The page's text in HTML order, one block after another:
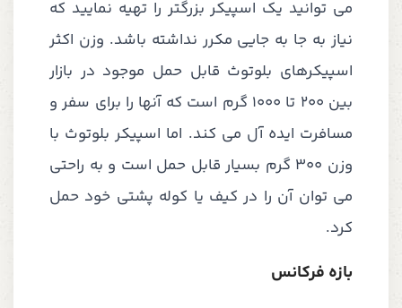
می توانید یک اسپیکر بزرگتر را تهیه نمایید که
نیاز به جا به جایی مکرر نداشته باشد. وزن اکثر
اسپیکرهای بلوتوث قابل حمل موجود در بازار
بین 200 تا 1000 گرم است که آنها را برای سفر و
مسافرت ایده آل می کند. اما اسپیکر بلوتوث با
وزن 300 گرم بسیار قابل حمل است و به راحتی
می توان آن را در کیف یا کوله پشتی خود حمل
کرد.
بازه فرکانس